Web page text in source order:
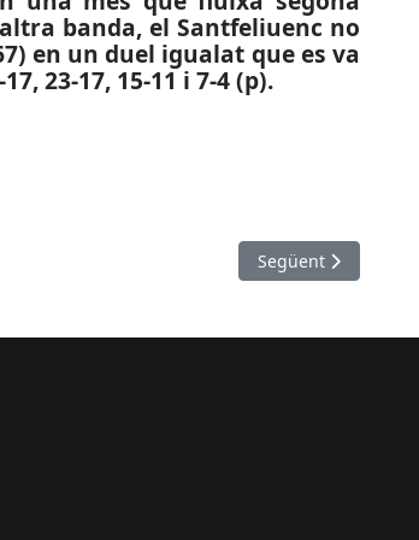
banda, el Santfeliuenc no
en un duel igualat que es va
23-17, 15-11 i 7-4 (p).
una arma simulada un agent immobiliari
Article següent:
Següent